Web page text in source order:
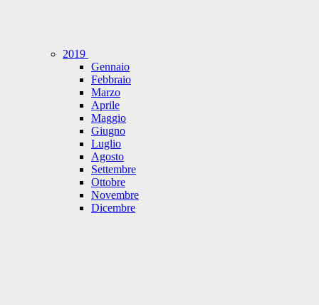
2019
Gennaio
Febbraio
Marzo
Aprile
Maggio
Giugno
Luglio
Agosto
Settembre
Ottobre
Novembre
Dicembre